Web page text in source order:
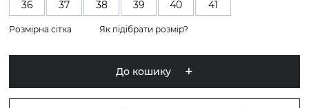
36 37 38 39 40 41
Розмірна сітка Як підібрати розмір?
До кошику